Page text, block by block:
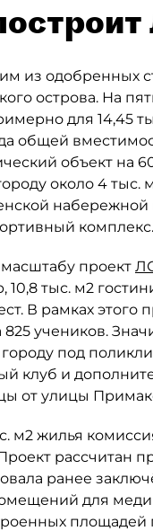
из одобренных
острова. На
для 14,45
общей
объект на
около 4
набережной
комплекс.
проект
10,8 тыс. м2
В рамках этого
825 учеников.
под
клуб и
от улицы
м2 жилья
рассчитан
ранее
для
площадей